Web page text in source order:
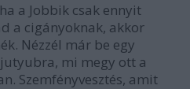
a Jobbik csak ennyit
a cigányoknak, akkor
Nézzél már be egy
mi megy ott a
Szemfényvesztés, amit